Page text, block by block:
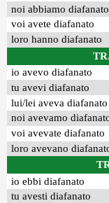
noi abbiamo diafanato
voi avete diafanato
loro hanno diafanato
io avevo diafanato
tu avevi diafanato
lui/lei aveva diafanato
noi avevamo
voi avevate diafanato
loro avevano
io ebbi diafanato
tu avesti diafanato